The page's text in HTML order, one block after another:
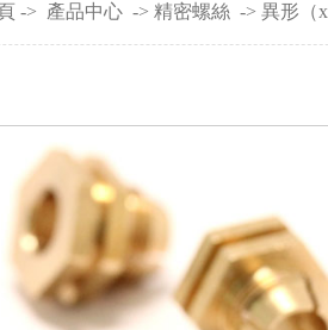
CNC長（zhǎng）軸加工
不鏽鋼（gāng）件（jiàn）CNC加工
鋁件CNC加工
銅件CNC加工
螺母車床（
銷軸車床（
-> 產品中心 -> 精密螺絲 -> 異形（